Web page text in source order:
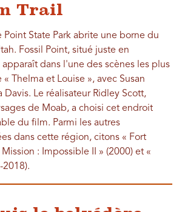
Trail
Point State Park abrite une borne du
Fossil Point, situé juste en
dans l'une des scènes les plus
Thelma et Louise », avec Susan
Davis. Le réalisateur Ridley Scott,
de Moab, a choisi cet endroit
du film. Parmi les autres
dans cette région, citons « Fort
: Impossible II » (2000) et «
2018).